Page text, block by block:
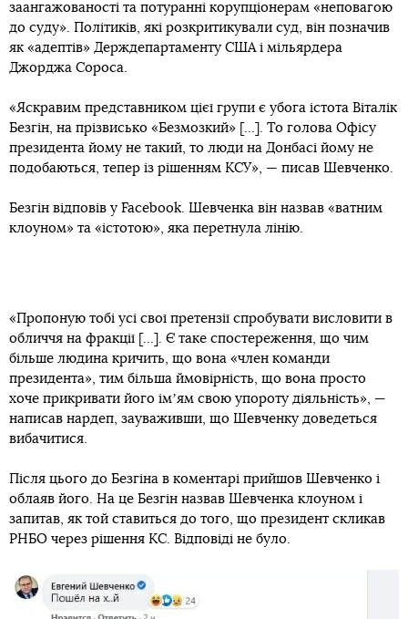
заангажованості та потуранні корупціонерам «неповагою
до суду». Політиків, які розкритикували суд, він позначив
як «адептів» Держдепартаменту США і мільярдера
Джорджа Сороса.
«Яскравим представником цієї групи є убога істота Віталік
Безгін, на прізвисько «Безмозкий» [...]. То голова Офісу
президента йому не такий, то люди на Донбасі йому не
подобаються, тепер із рішенням КСУ», — писав Шевченко.
Безгін відповів у Facebook. Шевченка він назвав «ватним
клоуном» та «істотою», яка перетнула лінію.
«Пропоную тобі усі свої претензії спробувати висловити в
обличчя на фракції [...]. Є таке спостереження, що чим
більше людина кричить, що вона «член команди
президента», тим більша ймовірність, що вона просто
хоче прикривати його імʼям свою упороту діяльність», —
написав нардеп, зауваживши, що Шевченку доведеться
вибачитися.
Після цього до Безгіна в коментарі прийшов Шевченко і
облаяв його. На це Безгін назвав Шевченка клоуном і
запитав, як той ставиться до того, що президент скликав
РНБО через рішення КС. Відповіді не було.